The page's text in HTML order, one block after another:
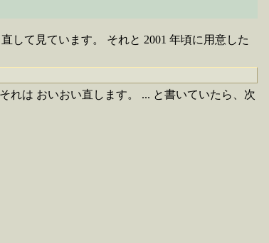
して見ています。 それと 2001 年頃に用意した
れは おいおい直します。 ... と書いていたら、次